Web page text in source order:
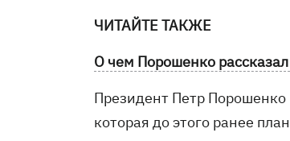
ЧИТАЙТЕ ТАКЖЕ
О чем Порошенко
Президент Петр Порошенко
которая до этого ранее